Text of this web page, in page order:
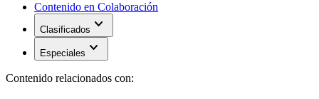
Contenido en Colaboración
Clasificados expand_more
Especiales expand_more
Contenido relacionados con: